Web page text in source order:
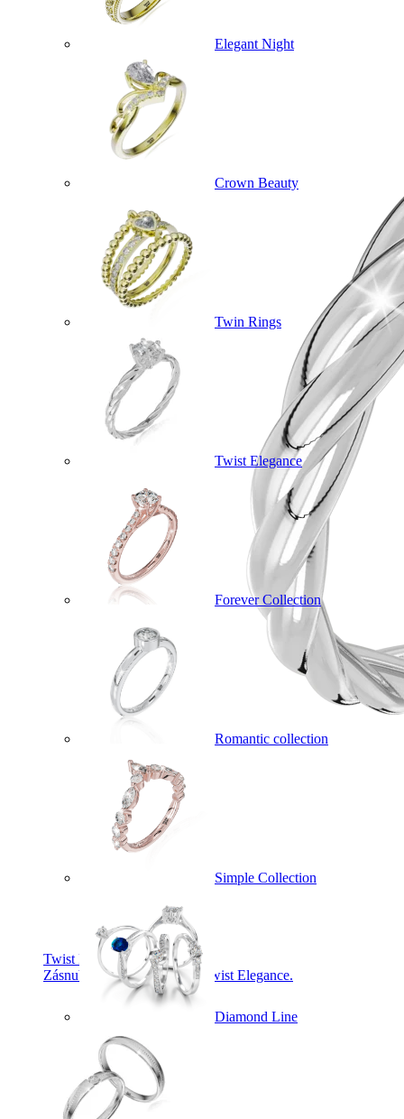
Twist Elegance
Zásnubné prstne z kolekcie Twist Elegance.
Elegant Night
Crown Beauty
Twin Rings
Twist Elegance
Forever Collection
Romantic collection
Simple Collection
Diamond Line